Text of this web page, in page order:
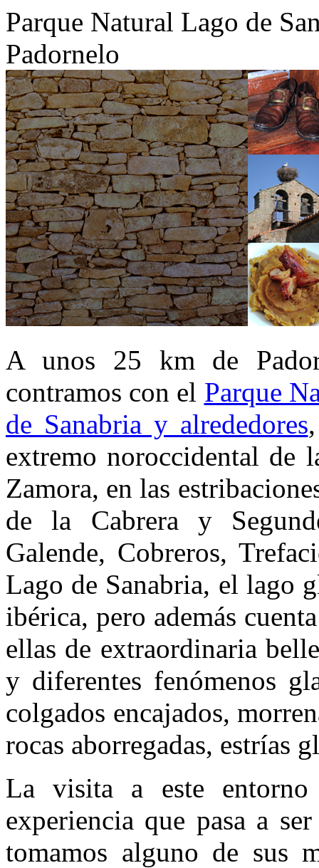
Parque Natural Lago de
Padornelo
A unos 25 km de
contramos con el Parque
de Sanabria y alrededores
extremo noroccidental de
Zamora, en las
de la Cabrera y
Galende, Cobreros,
Lago de Sanabria, el lago
ibérica, pero además
ellas de extraordinaria
y diferentes fenómenos
colgados encajados,
rocas aborregadas, estrías
La visita a este entorno
experiencia que pasa a
tomamos alguno de sus